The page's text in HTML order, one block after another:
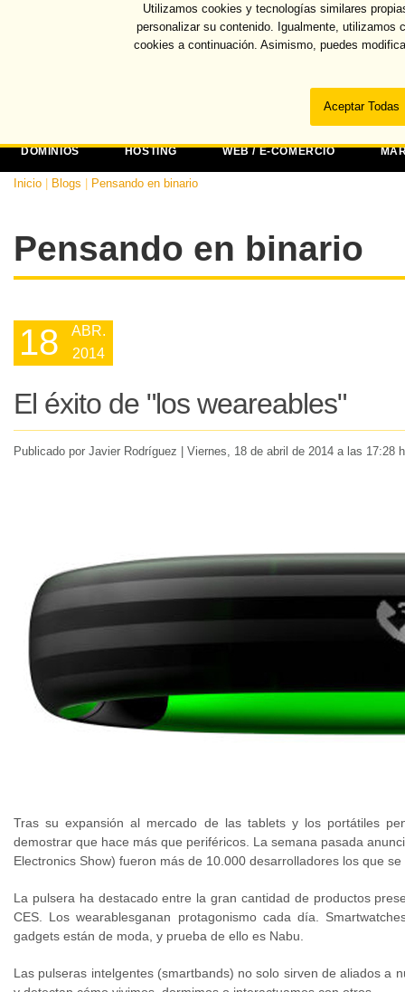
Utilizamos cookies y tecnologías similares
personalizar su contenido. Igualmente, utilizamos
cookies a continuación. Asimismo, puedes
DOMINIOS HOSTING WEB / E-COMERCIO
Inicio Blogs Pensando en binario
Pensando en binario
18
ABR.
2014
El éxito de "los weareables"
Publicado por Javier Rodríguez | Viernes, 18 de abril de 2014 a las 17:28
Tras su expansión al mercado de las tablets y los portátiles
demostrar que hace más que periféricos. La semana pasada
Electronics Show) fueron más de 10.000 desarrolladores los que
La pulsera ha destacado entre la gran cantidad de productos
CES. Los wearablesganan protagonismo cada día.
gadgets están de moda, y prueba de ello es Nabu.
Las pulseras intelgentes (smartbands) no solo sirven de aliados a